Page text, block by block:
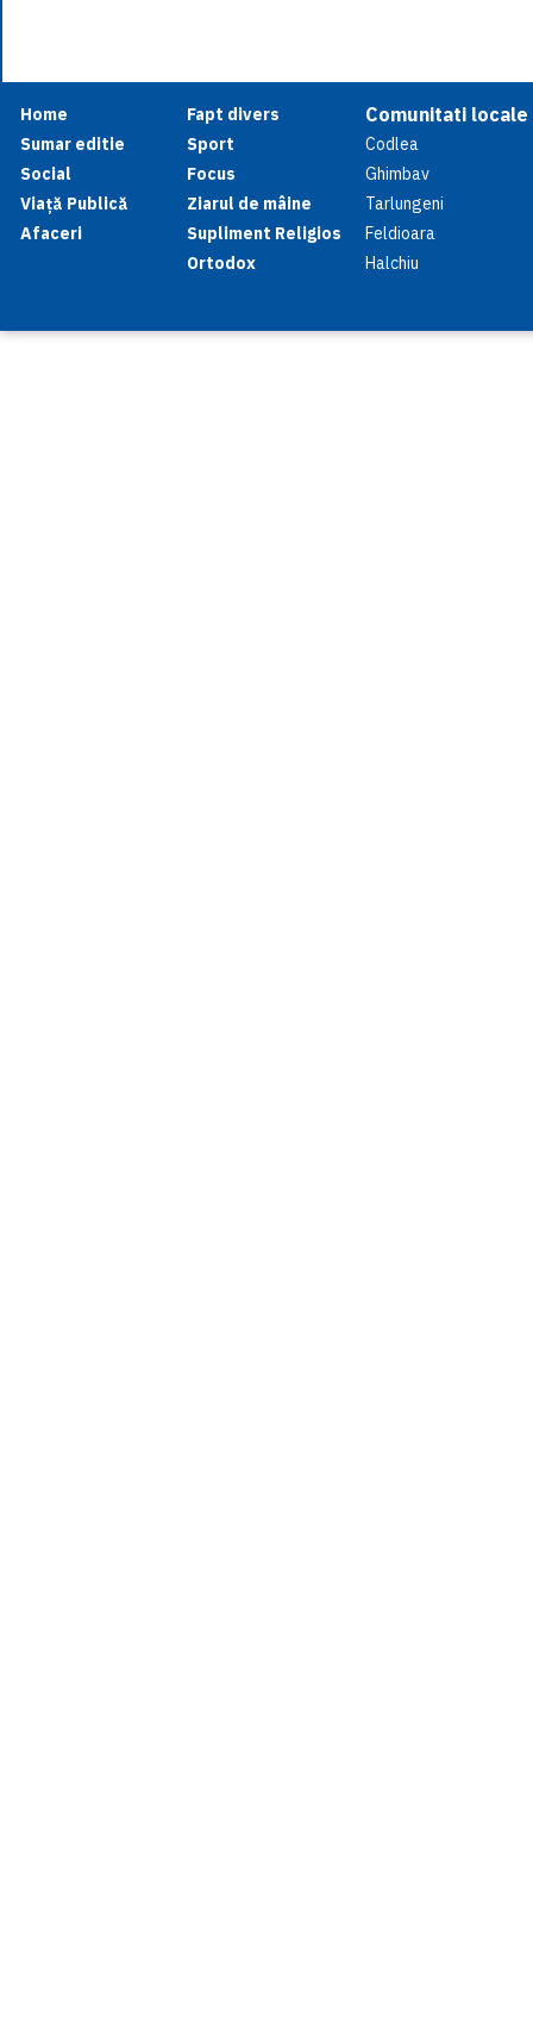
Home
Sumar editie
Social
Viață Publică
Afaceri
Fapt divers
Sport
Focus
Ziarul de mâine
Supliment Religios
Ortodox
Comunitati locale
Codlea
Ghimbav
Tarlungeni
Feldioara
Halchiu